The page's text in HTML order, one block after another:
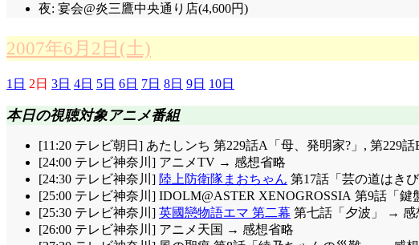
夜: 宴会@炎三鷹中央通り店(4,600円)
2007年6月2日(土)
1日 2日 3日 4日 5日 6日 7日 8日 9日 10日
本日の視聴対象アニメ番組
[11:20 テレビ朝日] あたしンち 第229話A「母、発明家?」, 第229
[24:00 テレビ神奈川] アニメTV → 感想省略
[24:30 テレビ神奈川] 陸上防衛隊まおちゃん 第17話「芸の道はき
[25:00 テレビ神奈川] IDOLM@ASTER XENOGROSSIA 第9話「
[25:30 テレビ神奈川] 英國戀物語エマ 第二幕 第七話「夕波」 → 感
[26:00 テレビ神奈川] アニメ天国 → 感想省略